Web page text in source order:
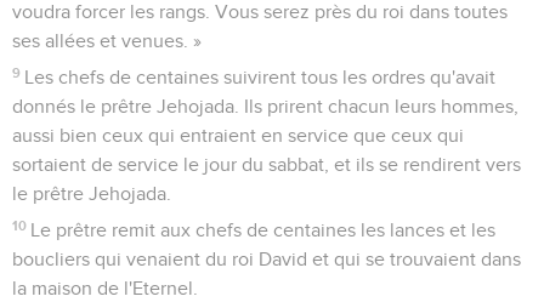
voudra forcer les rangs. Vous serez près du roi dans toutes
ses allées et venues. »
9 Les chefs de centaines suivirent tous les ordres qu'avait
donnés le prêtre Jehojada. Ils prirent chacun leurs hommes,
aussi bien ceux qui entraient en service que ceux qui
sortaient de service le jour du sabbat, et ils se rendirent vers
le prêtre Jehojada.
10 Le prêtre remit aux chefs de centaines les lances et les
boucliers qui venaient du roi David et qui se trouvaient dans
la maison de l'Eternel.